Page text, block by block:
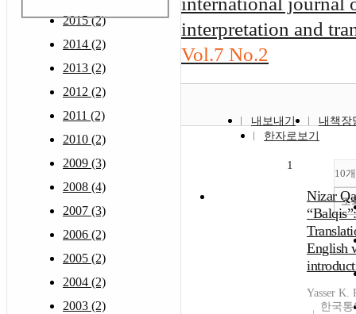
2015 (2)
2014 (2)
2013 (2)
2012 (2)
2011 (2)
2010 (2)
2009 (3)
2008 (4)
2007 (3)
2006 (2)
2005 (2)
2004 (2)
2003 (2)
interpretation and
Vol.7 No.2
내보내기
내책장
한자로보기
10
조
1
Nizar
“Balqis”:
English
Yasser K.
한국